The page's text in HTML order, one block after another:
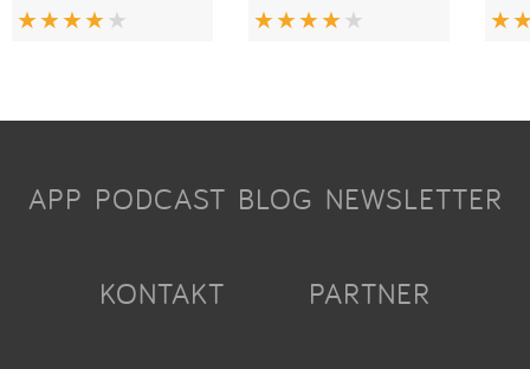
APP PODCAST BLOG NEWSLETTER
KONTAKT PARTNER